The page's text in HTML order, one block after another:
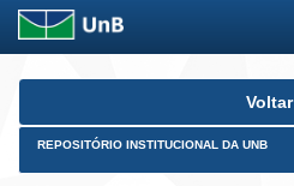
Skip
Voltar
REPOSITÓRIO INSTITUCIONAL DA UNB